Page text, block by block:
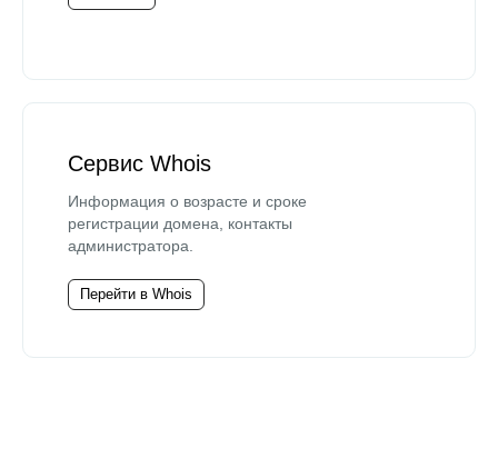
Сервис Whois
Информация о возрасте и сроке
регистрации домена, контакты
администратора.
Перейти в Whois